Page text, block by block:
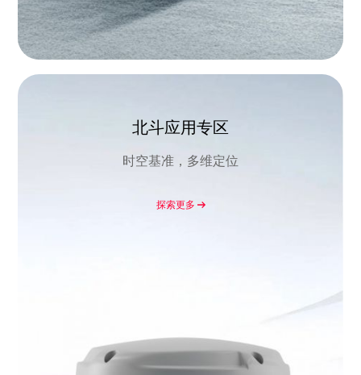
北斗应用专区
时空基准，多维定位
探索更多